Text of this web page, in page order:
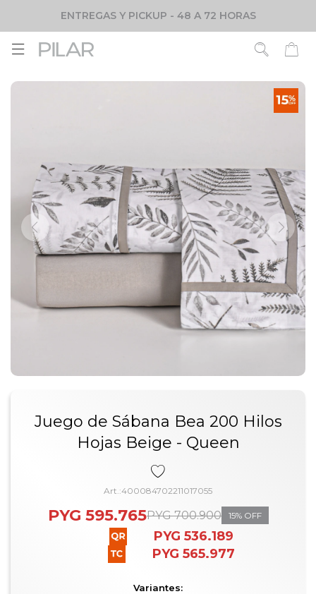
ENTREGAS Y PICKUP - 48 A 72 HORAS

Juego de Sábana Bea 200 Hilos
Hojas Beige - Queen
400084702211017055
PYG 595.765PYG 700.900 15
PYG 536.189
PYG 565.977
Variantes: